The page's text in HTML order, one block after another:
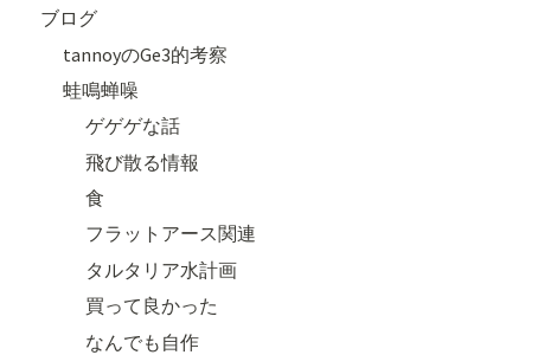
ブログ
tannoyのGe3的考察
蛙鳴蝉噪
ゲゲゲな話
飛び散る情報
食
フラットアース関連
タルタリア水計画
買って良かった
なんでも自作